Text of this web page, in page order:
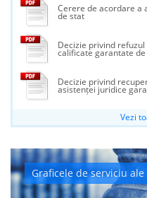
Cerere de acordare a
de stat
Decizie privind
calificate garantate
Decizie privind
asistenței juridice
Vezi
Graficele de serviciu